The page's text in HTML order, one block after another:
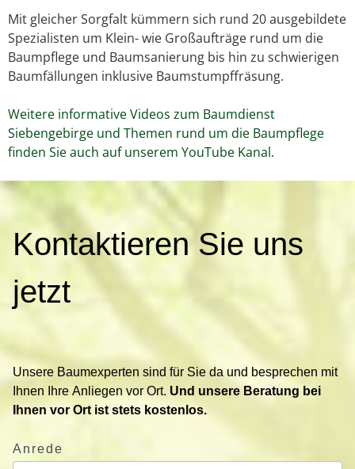
Mit gleicher Sorgfalt kümmern sich rund 20 ausgebildete
Spezialisten um Klein- wie Großaufträge rund um die
Baumpflege und Baumsanierung bis hin zu schwierigen
Baumfällungen inklusive Baumstumpffräsung.
Weitere informative Videos zum Baumdienst
Siebengebirge und Themen rund um die Baumpflege
finden Sie auch auf unserem YouTube Kanal.
o
n
t
e
r
e
S
Kontaktieren Sie uns
jetzt
Unsere Baumexperten sind für Sie da und besprechen mit
Ihnen Ihre Anliegen vor Ort. Und unsere Beratung bei
Ihnen vor Ort ist stets kostenlos.
Anrede